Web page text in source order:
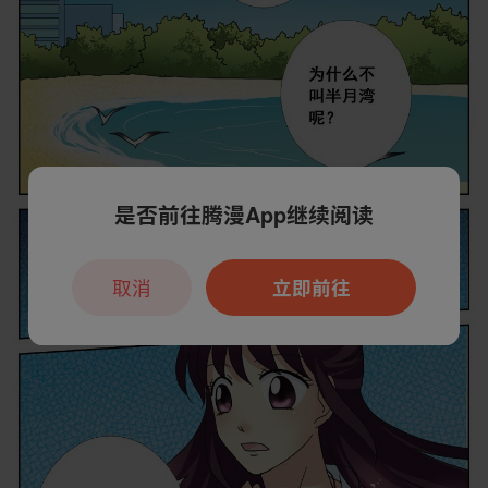
是否前往腾漫App继续阅读
立即前往
取消